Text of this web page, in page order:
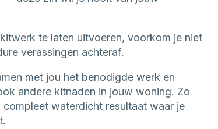
te laten uitvoeren, voorkom je niet
verassingen achteraf.
met jou het benodigde werk en
andere kitnaden in jouw woning. Zo
compleet waterdicht resultaat waar je